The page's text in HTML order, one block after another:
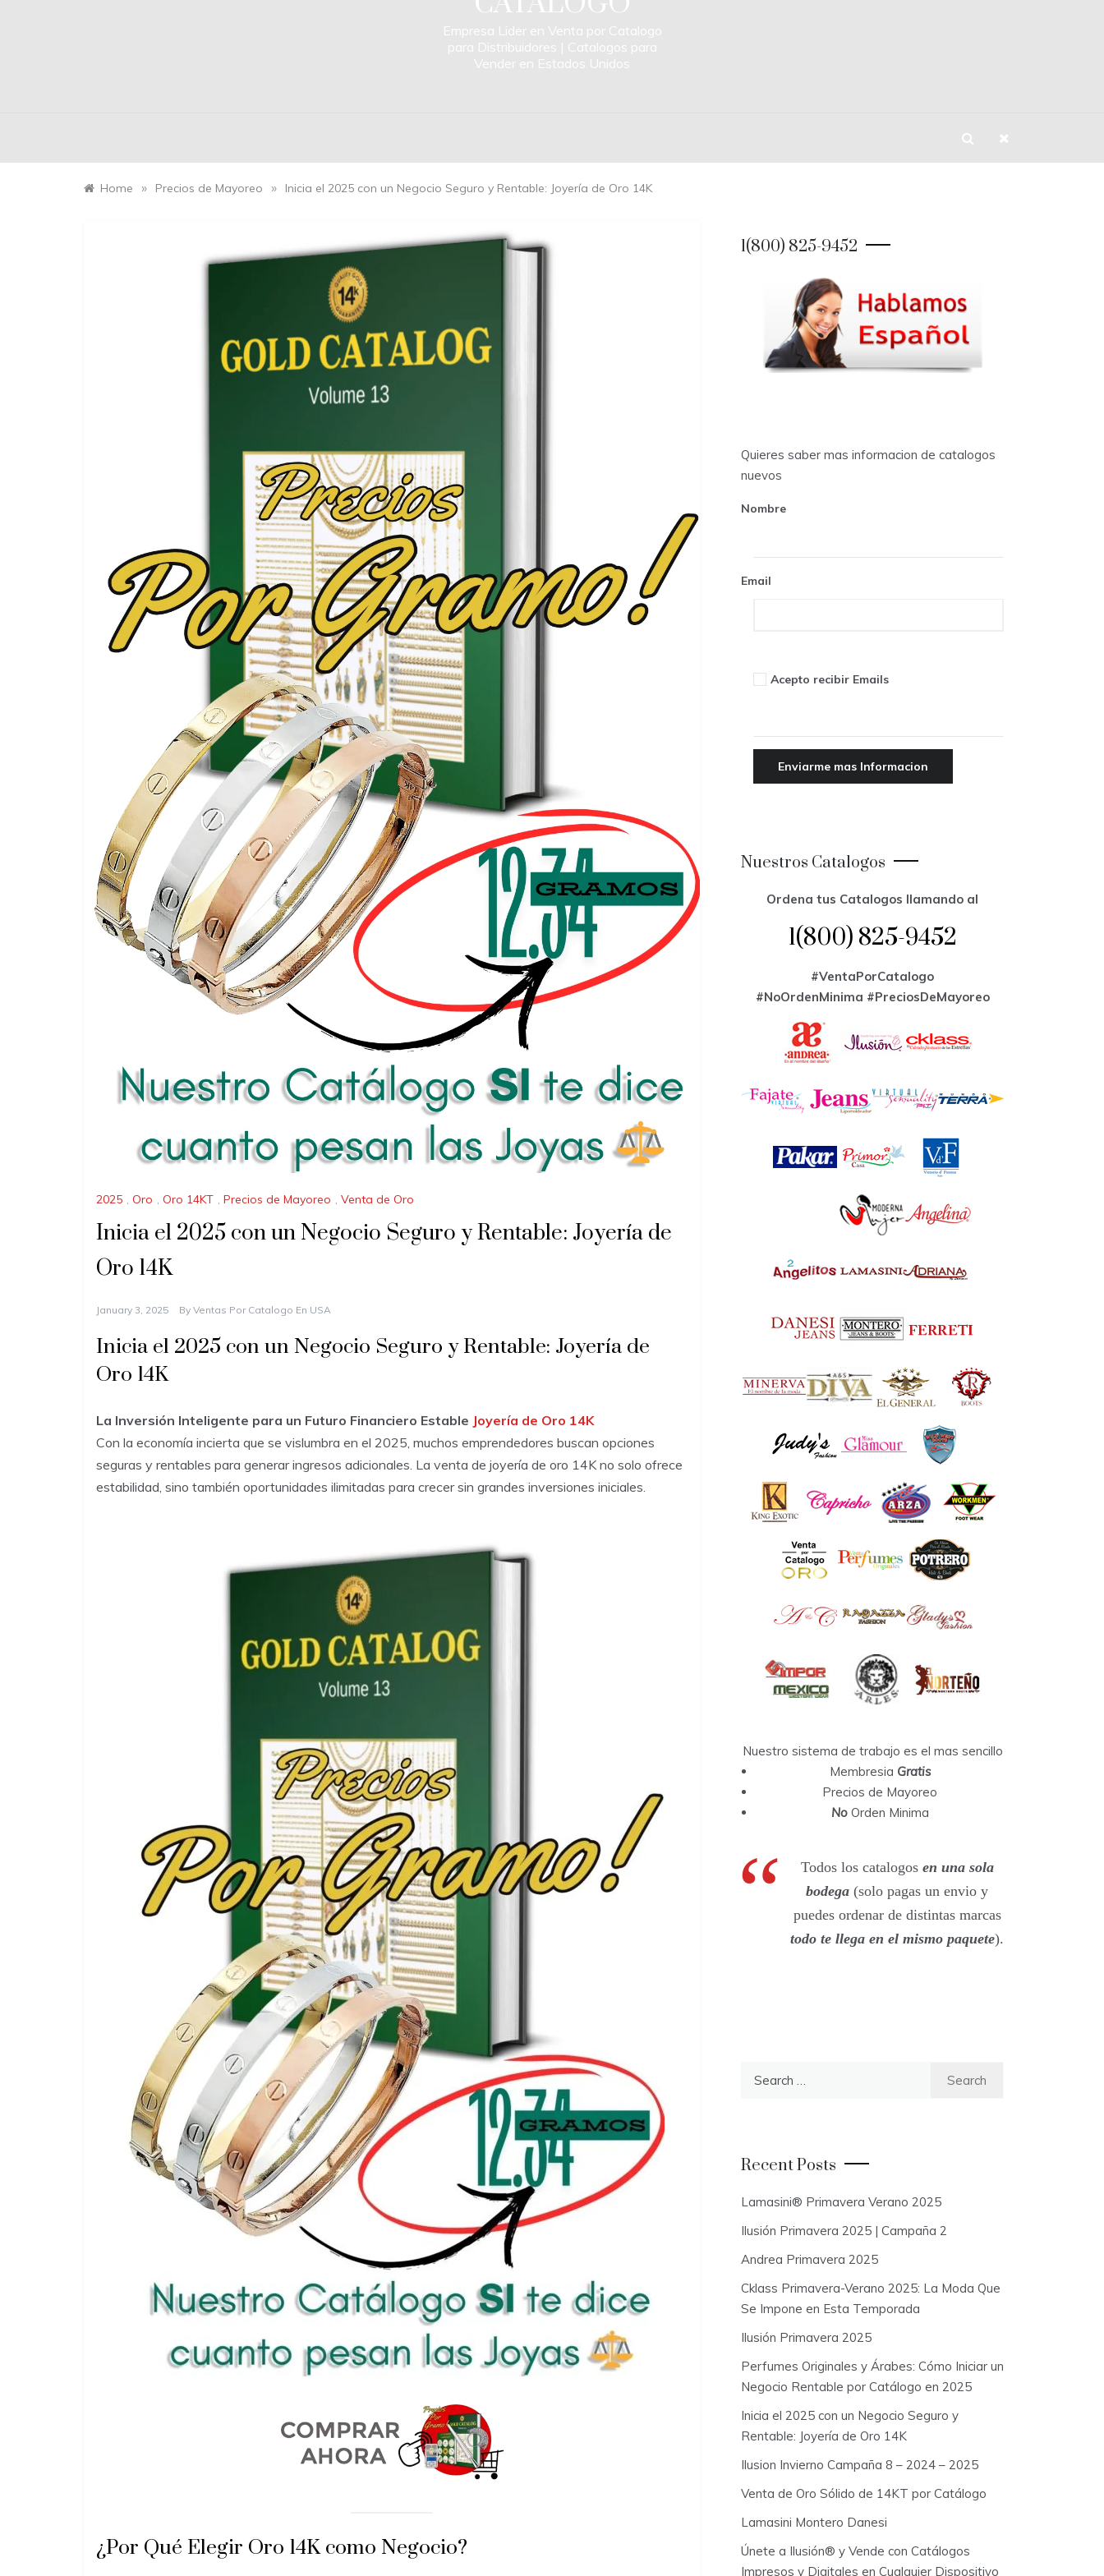
Empresa Lider en Venta por Catalogo
para Distribuidores | Catalogos para
Vender en Estados Unidos
Home » Precios de Mayoreo » Inicia el 2025 con un Negocio Seguro y Rentable: Joyería de Oro 14K
2025 , Oro , Oro 14KT , Precios de Mayoreo , Venta de Oro
Inicia el 2025 con un Negocio Seguro y Rentable: Joyería de
Oro 14K
January 3, 2025 By Ventas Por Catalogo En USA
Inicia el 2025 con un Negocio Seguro y Rentable: Joyería de
Oro 14K
La Inversión Inteligente para un Futuro Financiero Estable Joyería de Oro 14K
Con la economía incierta que se vislumbra en el 2025, muchos emprendedores buscan opciones
seguras y rentables para generar ingresos adicionales. La venta de joyería de oro 14K no solo ofrece
estabilidad, sino también oportunidades ilimitadas para crecer sin grandes inversiones iniciales.
¿Por Qué Elegir Oro 14K como Negocio?
1(800) 825-9452
Quieres saber mas informacion de catalogos
nuevos
Nombre
Email
Acepto recibir Emails
Nuestros Catalogos
Ordena tus Catalogos llamando al
1(800) 825-9452
#VentaPorCatalogo
#NoOrdenMinima #PreciosDeMayoreo
Nuestro sistema de trabajo es el mas sencillo
Membresia Gratis
Precios de Mayoreo
NoOrden Minima
Todos los catalogos en una sola
bodega (solo pagas un envio y
puedes ordenar de distintas marcas
todo te llega en el mismo paquete).
h
f
r
Recent Posts
Lamasini® Primavera Verano 2025
Ilusión Primavera 2025 | Campaña 2
Andrea Primavera 2025
Cklass Primavera-Verano 2025: La Moda Que
Se Impone en Esta Temporada
Ilusión Primavera 2025
Perfumes Originales y Árabes: Cómo Iniciar un
Negocio Rentable por Catálogo en 2025
Inicia el 2025 con un Negocio Seguro y
Rentable: Joyería de Oro 14K
Ilusion Invierno Campaña 8 – 2024 – 2025
Venta de Oro Sólido de 14KT por Catálogo
Lamasini Montero Danesi
Únete a Ilusión® y Vende con Catálogos
Impresos y Digitales en Cualquier Dispositivo